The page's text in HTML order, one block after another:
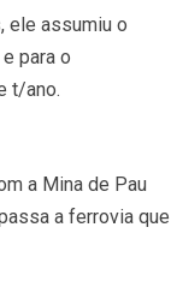
ele assumiu o
para o
t/ano.
a Mina de Pau
a ferrovia que